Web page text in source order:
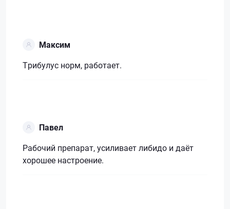
Максим
Трибулус норм, работает.
Павел
Рабочий препарат, усиливает либидо и даёт
хорошее настроение.